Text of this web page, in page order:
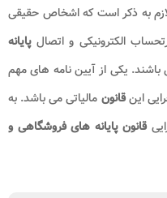
به ذکر است که اشخاص حقیقی
الکترونیکی و اتصال پایانه
باشند. یکی از آیین نامه های مهم
اینقانون مالیاتی می باشد. به
قانون پایانه های فروشگاهی و